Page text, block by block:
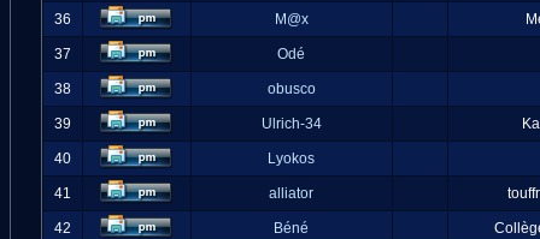
36 M@x
37 Odé
38 obusco
39 Ulrich-34
40 Lyokos
41 alliator
42 Béné